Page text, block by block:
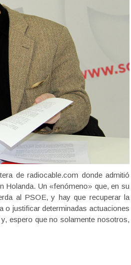
de radiocable.com donde admitió
Holanda. Un «fenómeno» que, en su
al PSOE, y hay que recuperar la
o justificar determinadas actuaciones
espero que no solamente nosotros,